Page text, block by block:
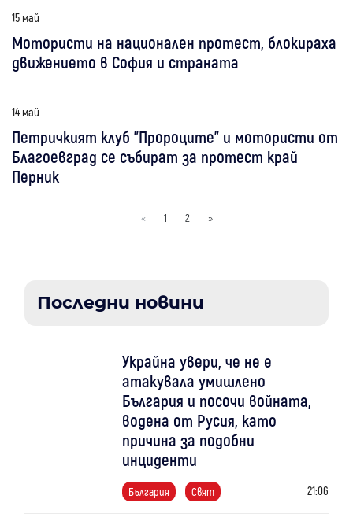
15 май
Мотористи на национален протест, блокираха
движението в София и страната
14 май
Петричкият клуб "Пророците" и мотористи от
Благоевград се събират за протест край
Перник
« 1 2 »
Последни новини
Украйна увери, че не е
атакувала умишлено
България и посочи войната,
водена от Русия, като
причина за подобни
инциденти
България Свят 21:06